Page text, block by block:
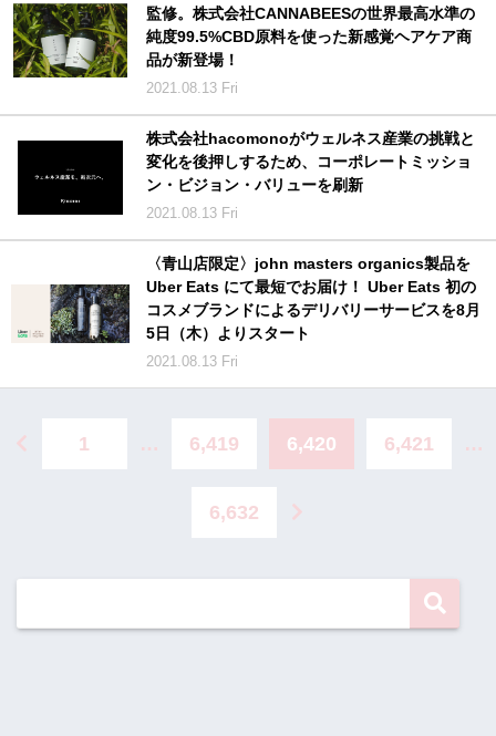
監修。株式会社CANNABEESの世界最高水準の
純度99.5%CBD原料を使った新感覚ヘアケア商
品が新登場！
2021.08.13 Fri
株式会社hacomonoがウェルネス産業の挑戦と
変化を後押しするため、コーポレートミッショ
ン・ビジョン・バリューを刷新
2021.08.13 Fri
〈青山店限定〉john masters organics製品を
Uber Eats にて最短でお届け！ Uber Eats 初の
コスメブランドによるデリバリーサービスを8月
5日（木）よりスタート
2021.08.13 Fri
1 … 6,419 6,420 6,421 …
6,632